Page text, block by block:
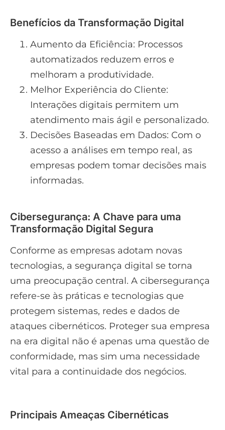
Benefícios da Transformação Digital
Aumento da Eficiência: Processos
automatizados reduzem erros e
melhoram a produtividade.
Melhor Experiência do Cliente:
Interações digitais permitem um
atendimento mais ágil e personalizado.
Decisões Baseadas em Dados: Com o
acesso a análises em tempo real, as
empresas podem tomar decisões mais
informadas.
Cibersegurança: A Chave para uma
Transformação Digital Segura
Conforme as empresas adotam novas
tecnologias, a segurança digital se torna
uma preocupação central. A cibersegurança
refere-se às práticas e tecnologias que
protegem sistemas, redes e dados de
ataques cibernéticos. Proteger sua empresa
na era digital não é apenas uma questão de
conformidade, mas sim uma necessidade
vital para a continuidade dos negócios.
Principais Ameaças Cibernéticas